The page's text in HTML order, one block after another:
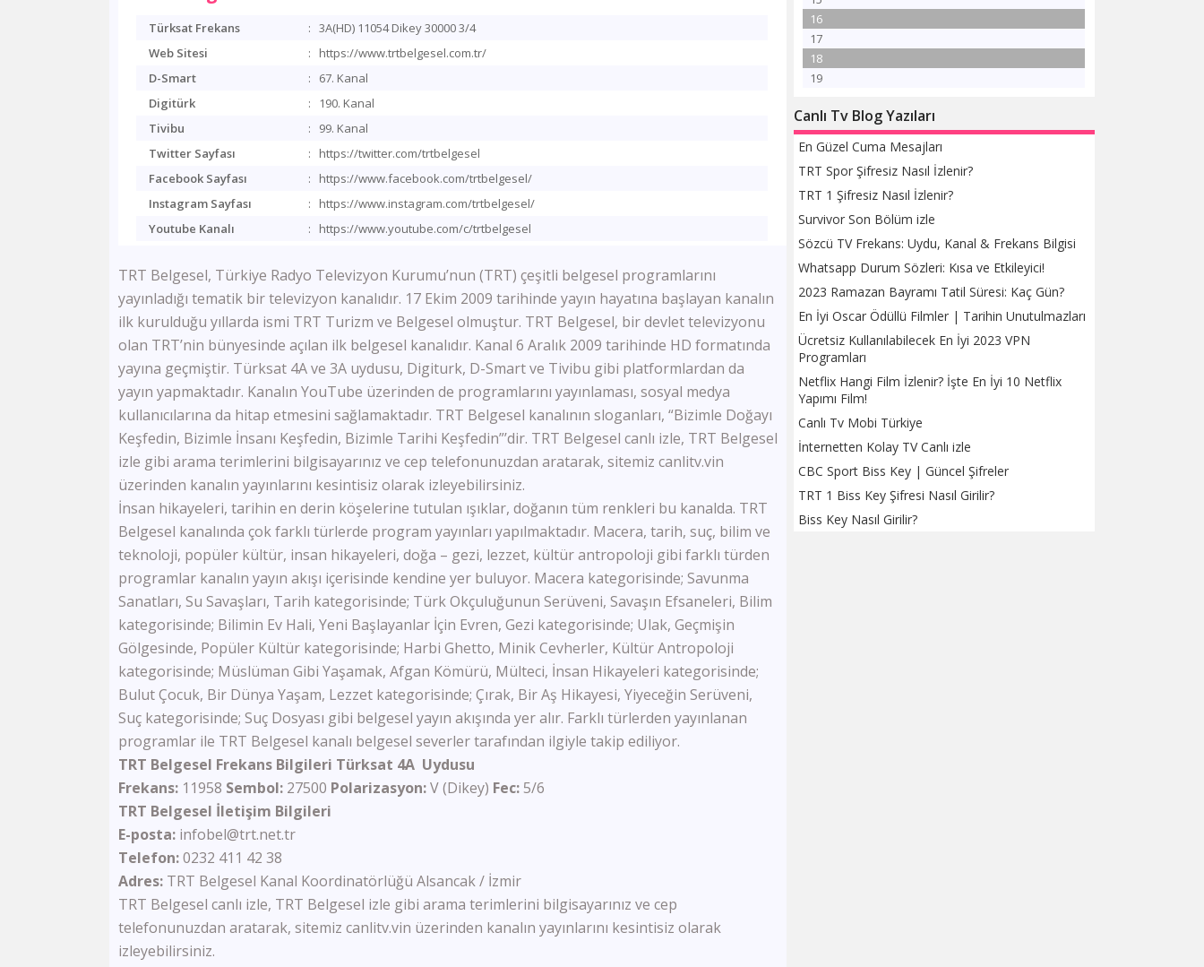
Ulusal Kanal
TBMM Tv
Bloomberg HT
A Para
Tele1
Ülke Tv
KRT Tv
Bengütürk Tv
TGRT Haber
TVNET
A Spor
Bein Sports Haber
GS Tv
Tay Tv
CBC Sport
Sports Tv
Tivibu Spor
TRT Çocuk
Cartoon Network
İctimai Tv
16
17
18
19
Canlı Tv Blog Yazıları
En Güzel Cuma Mesajları
TRT Spor Şifresiz Nasıl İzlenir?
TRT 1 Şifresiz Nasıl İzlenir?
Survivor Son Bölüm izle
Sözcü TV Frekans: Uydu, Kanal & Frekans Bilgisi
Whatsapp Durum Sözleri: Kısa ve Etkileyici!
2023 Ramazan Bayramı Tatil Süresi: Kaç Gün?
En İyi Oscar Ödüllü Filmler | Tarihin Unutulmazları
Ücretsiz Kullanılabilecek En İyi 2023 VPN
Programları
Netflix Hangi Film İzlenir? İşte En İyi 10 Netflix
Yapımı Film!
Canlı Tv Mobi Türkiye
İnternetten Kolay TV Canlı izle
CBC Sport Biss Key | Güncel Şifreler
TRT 1 Biss Key Şifresi Nasıl Girilir?
Biss Key Nasıl Girilir?
Türksat Frekans : 3A(HD) 11054 Dikey 30000 3/4
Web Sitesi
:
https://www.trtbelgesel.com.tr/
D-Smart
:
67. Kanal
Digitürk
:
190. Kanal
Tivibu
:
99. Kanal
Twitter Sayfası
:
https://twitter.com/trtbelgesel
Facebook Sayfası
:
https://www.facebook.com/trtbelgesel/
Instagram Sayfası
:
https://www.instagram.com/trtbelgesel/
Youtube Kanalı
: https://www.youtube.com/c/trtbelgesel
TRT Belgesel, Türkiye Radyo Televizyon Kurumu’nun (TRT) çeşitli belgesel programlarını
yayınladığı tematik bir televizyon kanalıdır. 17 Ekim 2009 tarihinde yayın hayatına başlayan kanalın
ilk kurulduğu yıllarda ismi TRT Turizm ve Belgesel olmuştur. TRT Belgesel, bir devlet televizyonu
olan TRT’nin bünyesinde açılan ilk belgesel kanalıdır. Kanal 6 Aralık 2009 tarihinde HD formatında
yayına geçmiştir. Türksat 4A ve 3A uydusu, Digiturk, D-Smart ve Tivibu gibi platformlardan da
yayın yapmaktadır. Kanalın YouTube üzerinden de programlarını yayınlaması, sosyal medya
kullanıcılarına da hitap etmesini sağlamaktadır. TRT Belgesel kanalının sloganları, “Bizimle Doğayı
Keşfedin, Bizimle İnsanı Keşfedin, Bizimle Tarihi Keşfedin”’dir. TRT Belgesel canlı izle, TRT Belgesel
izle gibi arama terimlerini bilgisayarınız ve cep telefonunuzdan aratarak, sitemiz canlitv.vin
üzerinden kanalın yayınlarını kesintisiz olarak izleyebilirsiniz.
İnsan hikayeleri, tarihin en derin köşelerine tutulan ışıklar, doğanın tüm renkleri bu kanalda. TRT
Belgesel kanalında çok farklı türlerde program yayınları yapılmaktadır. Macera, tarih, suç, bilim ve
teknoloji, popüler kültür, insan hikayeleri, doğa – gezi, lezzet, kültür antropoloji gibi farklı türden
programlar kanalın yayın akışı içerisinde kendine yer buluyor. Macera kategorisinde; Savunma
Sanatları, Su Savaşları, Tarih kategorisinde; Türk Okçuluğunun Serüveni, Savaşın Efsaneleri, Bilim
kategorisinde; Bilimin Ev Hali, Yeni Başlayanlar İçin Evren, Gezi kategorisinde; Ulak, Geçmişin
Gölgesinde, Popüler Kültür kategorisinde; Harbi Ghetto, Minik Cevherler, Kültür Antropoloji
kategorisinde; Müslüman Gibi Yaşamak, Afgan Kömürü, Mülteci, İnsan Hikayeleri kategorisinde;
Bulut Çocuk, Bir Dünya Yaşam, Lezzet kategorisinde; Çırak, Bir Aş Hikayesi, Yiyeceğin Serüveni,
Suç kategorisinde; Suç Dosyası gibi belgesel yayın akışında yer alır. Farklı türlerden yayınlanan
programlar ile TRT Belgesel kanalı belgesel severler tarafından ilgiyle takip ediliyor.
TRT Belgesel Frekans Bilgileri Türksat 4A Uydusu
Frekans: 11958 Sembol: 27500 Polarizasyon:V (Dikey) Fec:5/6
TRT Belgesel İletişim Bilgileri
E-posta: infobel@trt.net.tr
Telefon:0232 411 42 38
Adres: TRT Belgesel Kanal Koordinatörlüğü Alsancak / İzmir
TRT Belgesel canlı izle, TRT Belgesel izle gibi arama terimlerini bilgisayarınız ve cep
telefonunuzdan aratarak, sitemiz canlitv.vin üzerinden kanalın yayınlarını kesintisiz olarak
izleyebilirsiniz.